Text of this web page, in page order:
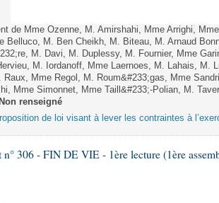
de Mme Ozenne, M. Amirshahi, Mme Arrighi,
Belluco, M. Ben Cheikh, M. Biteau, M. Arnaud
M. Davi, M. Duplessy, M. Fournier, Mme
M. Iordanoff, Mme Laernoes, M. Lahais, M.
Raux, Mme Regol, M. Roum&#233;gas, Mme
Mme Simonnet, Mme Taill&#233;-Polian, M.
Non renseigné
de loi visant à lever les contraintes à
n° 306 - FIN DE VIE - 1ère lecture (1ère